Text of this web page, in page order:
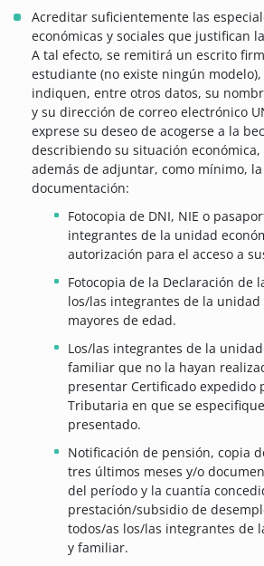
Acreditar suficientemente las
económicas y sociales que justifican
A tal efecto, se remitirá un escrito
estudiante (no existe ningún
indiquen, entre otros datos, su
y su dirección de correo electrónico
exprese su deseo de acogerse a la
describiendo su situación
además de adjuntar, como mínimo,
documentación:
Fotocopia de DNI, NIE o
integrantes de la unidad
autorización para el acceso a
Fotocopia de la Declaración de
los/las integrantes de la
mayores de edad.
Los/las integrantes de la
familiar que no la hayan
presentar Certificado expedido
Tributaria en que se
presentado.
Notificación de pensión, copia
tres últimos meses y/o
del período y la cuantía
prestación/subsidio de
todos/as los/las integrantes de
y familiar.